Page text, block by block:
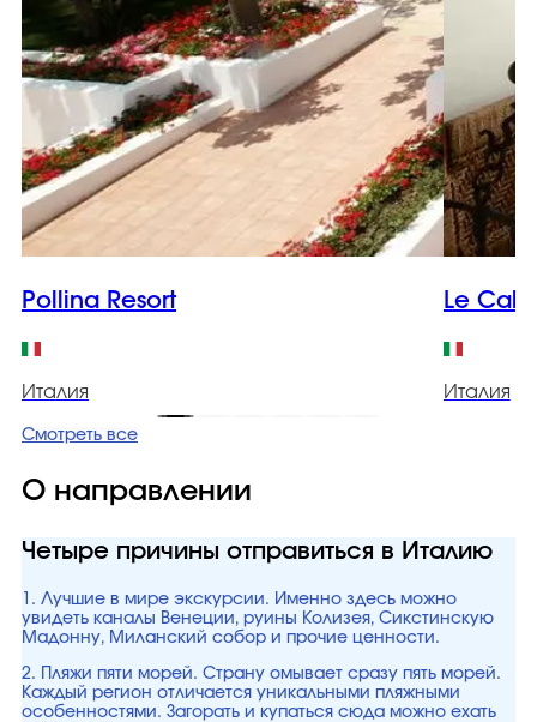
Pollina Resort
Италия
Le
Италия
Смотреть все
О направлении
Четыре причины отправиться в Италию
1. Лучшие в мире экскурсии. Именно здесь можно
увидеть каналы Венеции, руины Колизея, Сикстинскую
Мадонну, Миланский собор и прочие ценности.
2. Пляжи пяти морей. Страну омывает сразу пять морей.
Каждый регион отличается уникальными пляжными
особенностями. Загорать и купаться сюда можно ехать